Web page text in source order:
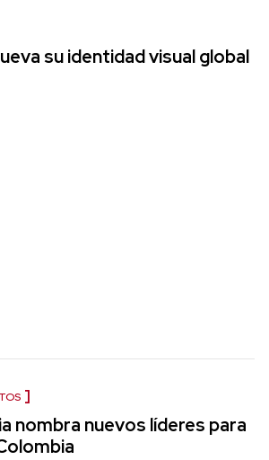
su identidad visual global
nombra nuevos líderes para